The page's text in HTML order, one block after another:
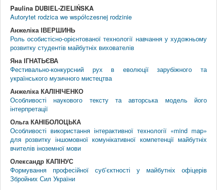
Paulina DUBIEL-ZIELIŃSKA
Autorytet rodzica we współczesnej rodzinie
Анжеліка ІВЕРШИНЬ
Роль особистісно-орієнтованої технології навчання у художньому
розвитку студентів майбутніх вихователів
Яна ІГНАТЬЄВА
Фестивально-конкурсний рух в еволюції зарубіжного та
українського музичного мистецтва
Анжеліка КАЛІНІЧЕНКО
Особливості наукового тексту та авторська модель його
інтерпретації
Ольга КАНІБОЛОЦЬКА
Особливості використання інтерактивної технології «mind map»
для розвитку іншомовної комунікативної компетенції майбутніх
вчителів іноземної мови
Олександр КАПІНУС
Формування професійної суб’єктності у майбутніх офіцерів
Збройних Сил України